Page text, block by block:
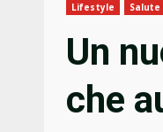
Lifestyle Salute
Un
che